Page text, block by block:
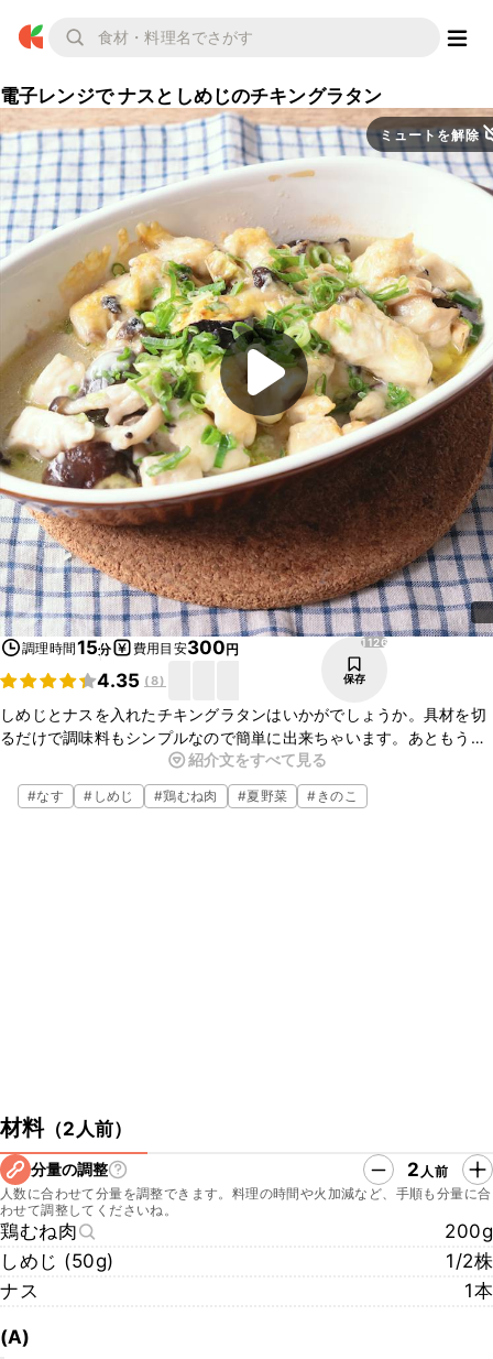
電子レンジで ナスとしめじのチキングラタン
ミュートを解除
調理時間15分 費用目安300円
4.35 (8)
1126
保存
しめじとナスを入れたチキングラタンはいかがでしょうか。具材を切
るだけで調味料もシンプルなので簡単に出来ちゃいます。あともう一
品が欲しいとき、時間の無い時もおすすめです。もちろんお酒のおつ
まみにも合います。是非作ってみてくださいね。
紹介文をすべて見る
#なす # しめじ #鶏むね肉 #夏野菜 # きのこ
材料（2人前）
分量の調整 2 人前
人数に合わせて分量を調整できます。料理の時間や火加減など、手順も分量に合
わせて調整してくださいね。
鶏むね肉
200g
しめじ (50g)
1/2株
ナス
1本
(A)